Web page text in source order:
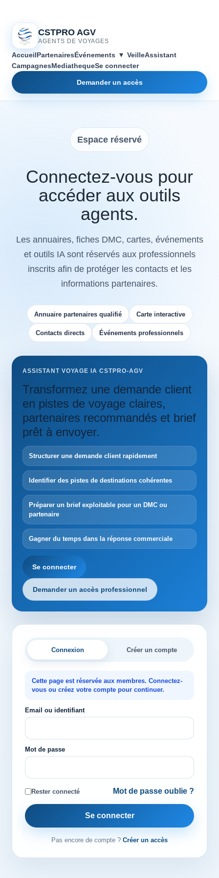
CSTPRO AGV
AGENTS DE VOYAGES
AccueilPartenairesÉvénements ▾ VeilleAssistant
CampagnesMediathequeSe connecter
Demander un accès
Espace réservé
Connectez-vous pour
accéder aux outils
agents.
Les annuaires, fiches DMC, cartes, événements
et outils IA sont réservés aux professionnels
inscrits afin de protéger les contacts et les
informations partenaires.
Annuaire partenaires qualifié Carte interactive
Contacts directs Événements professionnels
ASSISTANT VOYAGE IA CSTPRO-AGV
Transformez une demande client
en pistes de voyage claires,
partenaires recommandés et brief
prêt à envoyer.
Structurer une demande client rapidement
Identifier des pistes de destinations cohérentes
Préparer un brief exploitable pour un DMC ou
partenaire
Gagner du temps dans la réponse commerciale
Se connecter
Demander un accès professionnel
Connexion Créer un compte
Cette page est réservée aux membres. Connectez-
vous ou créez votre compte pour continuer.
Email ou identifiant
Mot de passe
Rester connecté Mot de passe oublie ?
Se connecter
Pas encore de compte ? Créer un accès